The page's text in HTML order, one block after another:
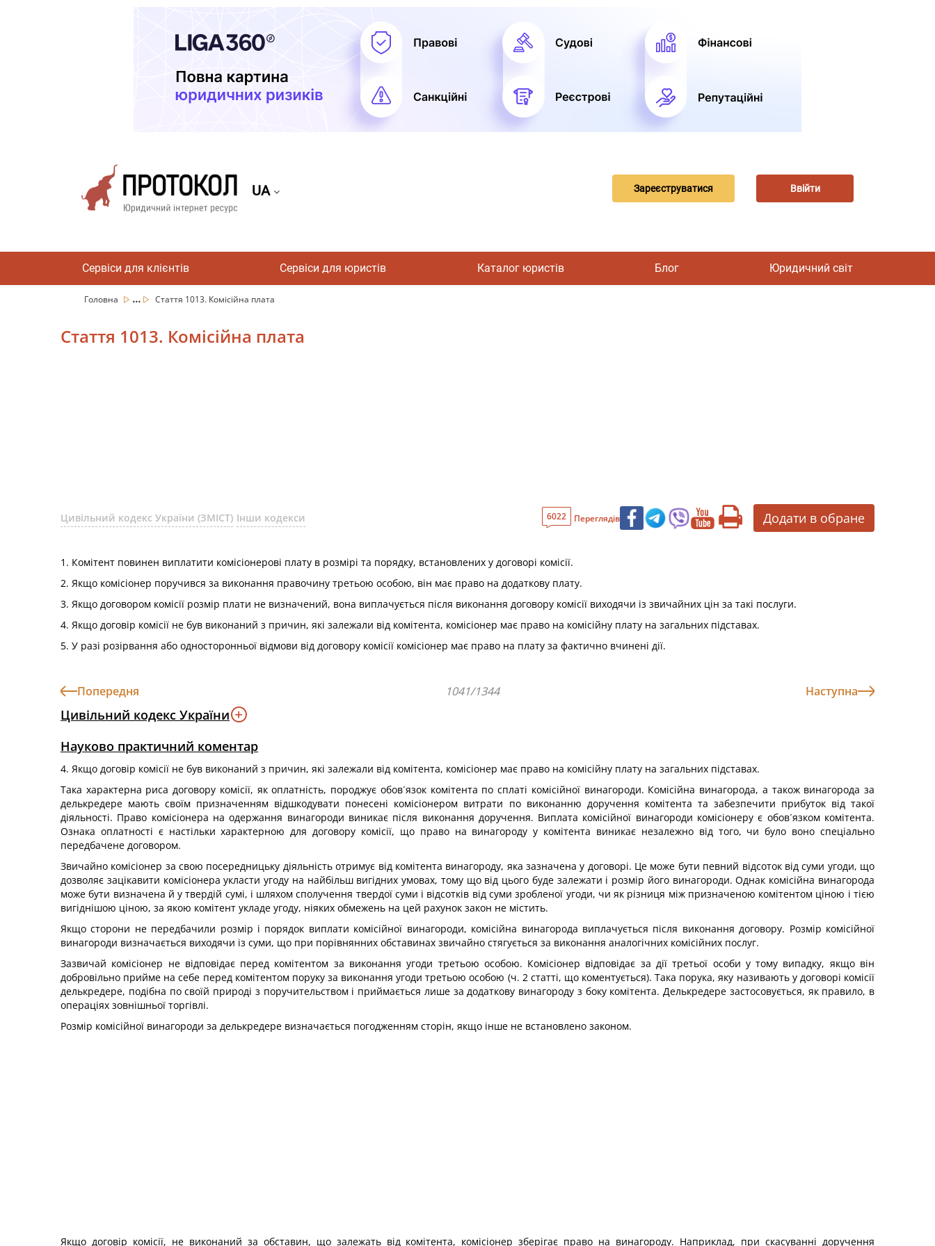
UA Зареєструватися Ввійти
Сервіси для клієнтів Сервіси для юристів Каталог юристів Блог Юридичний світ
Головна ... Стаття 1013. Комісійна плата
Стаття 1013. Комісійна плата
Цивільний кодекс України (ЗМІСТ) Інши кодекси 6022 Переглядів Додати в обране
1. Комітент повинен виплатити комісіонерові плату в розмірі та порядку, встановлених у договорі комісії.
2. Якщо комісіонер поручився за виконання правочину третьою особою, він має право на додаткову плату.
3. Якщо договором комісії розмір плати не визначений, вона виплачується після виконання договору комісії виходячи із звичайних цін за такі послуги.
4. Якщо договір комісії не був виконаний з причин, які залежали від комітента, комісіонер має право на комісійну плату на загальних підставах.
5. У разі розірвання або односторонньої відмови від договору комісії комісіонер має право на плату за фактично вчинені дії.
Попередня 1041/1344 Наступна
Цивільний кодекс України
Науково практичний коментар
4. Якщо договір комісії не був виконаний з причин, які залежали від комітента, комісіонер має право на комісійну плату на загальних підставах.
Така характерна риса договору комісії, як оплатність, породжує обов´язок комітента по сплаті комісійної винагороди. Комісійна винагорода, а також винагорода за
делькредере мають своїм призначенням відшкодувати понесені комісіонером витрати по виконанню доручення комітента та забезпечити прибуток від такої
діяльності. Право комісіонера на одержання винагороди виникає після виконання доручення. Виплата комісійної винагороди комісіонеру є обов´язком комітента.
Ознака оплатності є настільки характерною для договору комісії, що право на винагороду у комітента виникає незалежно від того, чи було воно спеціально
передбачене договором.
Звичайно комісіонер за свою посередницьку діяльність отримує від комітента винагороду, яка зазначена у договорі. Це може бути певний відсоток від суми угоди, що
дозволяє зацікавити комісіонера укласти угоду на найбільш вигідних умовах, тому що від цього буде залежати і розмір його винагороди. Однак комісійна винагорода
може бути визначена й у твердій сумі, і шляхом сполучення твердої суми і відсотків від суми зробленої угоди, чи як різниця між призначеною комітентом ціною і тією
вигіднішою ціною, за якою комітент укладе угоду, ніяких обмежень на цей рахунок закон не містить.
Якщо сторони не передбачили розмір і порядок виплати комісійної винагороди, комісійна винагорода виплачується після виконання договору. Розмір комісійної
винагороди визначається виходячи із суми, що при порівнянних обставинах звичайно стягується за виконання аналогічних комісійних послуг.
Зазвичай комісіонер не відповідає перед комітентом за виконання угоди третьою особою. Комісіонер відповідає за дії третьої особи у тому випадку, якщо він
добровільно прийме на себе перед комітентом поруку за виконання угоди третьою особою (ч. 2 статті, що коментується). Така порука, яку називають у договорі комісії
делькредере, подібна по своїй природі з поручительством і приймається лише за додаткову винагороду з боку комітента. Делькредере застосовується, як правило, в
операціях зовнішньої торгівлі.
Розмір комісійної винагороди за делькредере визначається погодженням сторін, якщо інше не встановлено законом.
Якщо договір комісії, не виконаний за обставин, що залежать від комітента, комісіонер зберігає право на винагороду. Наприклад, при скасуванні доручення